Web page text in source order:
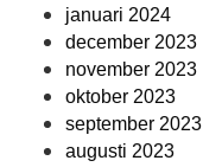
januari 2024
december 2023
november 2023
oktober 2023
september 2023
augusti 2023